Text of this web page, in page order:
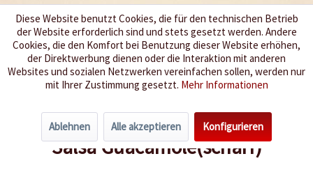
Wir würzen Ihr Leben
Menü
Übersicht Länderspezialitäten
Salsa Guacamole(scharf)
Diese Website benutzt Cookies, die für den technischen Betrieb
der Website erforderlich sind und stets gesetzt werden. Andere
Cookies, die den Komfort bei Benutzung dieser Website erhöhen,
der Direktwerbung dienen oder die Interaktion mit anderen
Websites und sozialen Netzwerken vereinfachen sollen, werden nur
mit Ihrer Zustimmung gesetzt. Mehr Informationen
Ablehnen Alle akzeptieren Konfigurieren